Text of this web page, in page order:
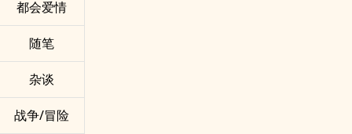
都会爱情
随笔
杂谈
战争/冒险